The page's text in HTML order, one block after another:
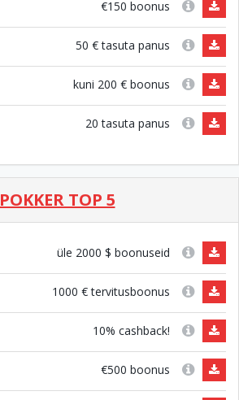
€150 boonus
50 € tasuta panus
kuni 200 € boonus
20 tasuta panus
POKKER TOP 5
üle 2000 $ boonuseid
1000 € tervitusboonus
10% cashback!
€500 boonus